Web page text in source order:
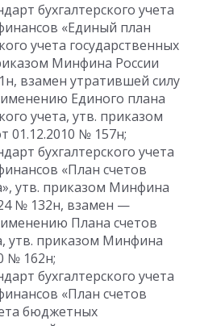
бухгалтерского учета
«Единый план
учета государственных
Минфина России
взамен утратившей силу
Единого плана
учета, утв. приказом
01.12.2010 № 157н;
бухгалтерского учета
«План счетов
утв. приказом Минфина
№ 132н, взамен —
Плана счетов
утв. приказом Минфина
№ 162н;
бухгалтерского учета
«План счетов
бюджетных